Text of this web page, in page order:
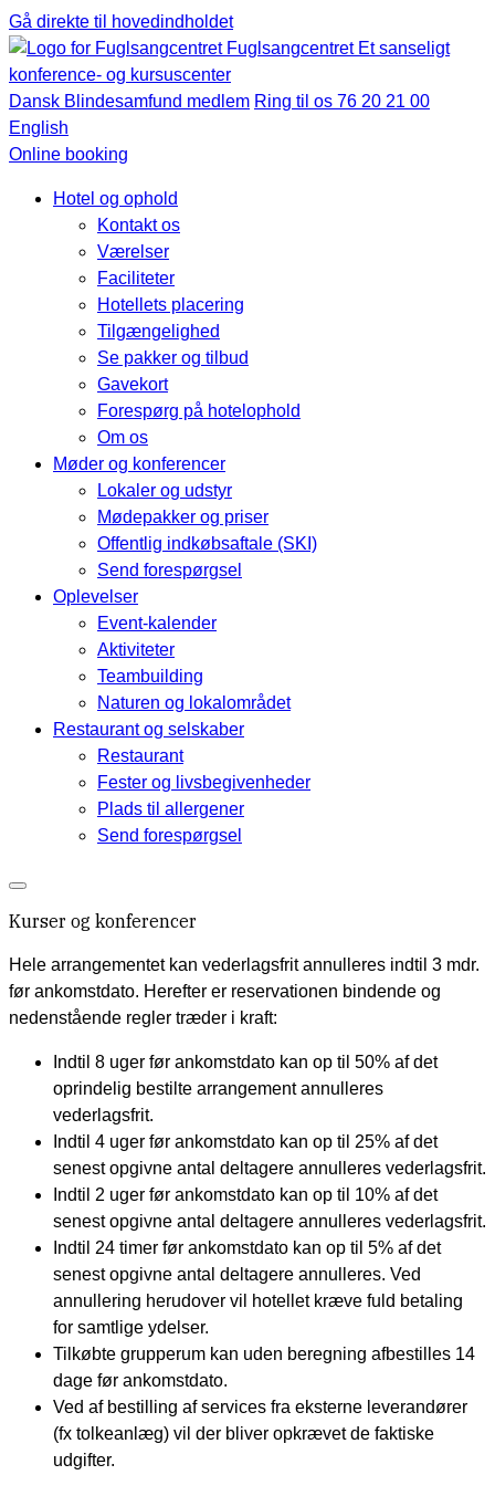
Gå direkte til hovedindholdet
Fuglsangcentret Et sanseligt
konference- og kursuscenter
Dansk Blindesamfund medlem Ring til os 76 20 21 00
English
Online booking
Hotel og ophold
Kontakt os
Værelser
Faciliteter
Hotellets placering
Tilgængelighed
Se pakker og tilbud
Gavekort
Forespørg på hotelophold
Om os
Møder og konferencer
Lokaler og udstyr
Mødepakker og priser
Offentlig indkøbsaftale (SKI)
Send forespørgsel
Oplevelser
Event-kalender
Aktiviteter
Teambuilding
Naturen og lokalområdet
Restaurant og selskaber
Restaurant
Fester og livsbegivenheder
Plads til allergener
Send forespørgsel
Kurser og konferencer
Hele arrangementet kan vederlagsfrit annulleres indtil 3 mdr.
før ankomstdato. Herefter er reservationen bindende og
nedenstående regler træder i kraft:
Indtil 8 uger før ankomstdato kan op til 50% af det
oprindelig bestilte arrangement annulleres
vederlagsfrit.
Indtil 4 uger før ankomstdato kan op til 25% af det
senest opgivne antal deltagere annulleres vederlagsfrit.
Indtil 2 uger før ankomstdato kan op til 10% af det
senest opgivne antal deltagere annulleres vederlagsfrit.
Indtil 24 timer før ankomstdato kan op til 5% af det
senest opgivne antal deltagere annulleres. Ved
annullering herudover vil hotellet kræve fuld betaling
for samtlige ydelser.
Tilkøbte grupperum kan uden beregning afbestilles 14
dage før ankomstdato.
Ved af bestilling af services fra eksterne leverandører
(fx tolkeanlæg) vil der bliver opkrævet de faktiske
udgifter.